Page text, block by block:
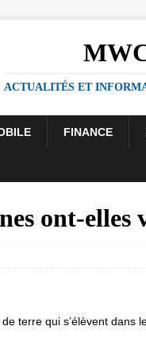
ACTUALITÉS ET
FINANCE
ont-elles
terre qui s’élèvent dans